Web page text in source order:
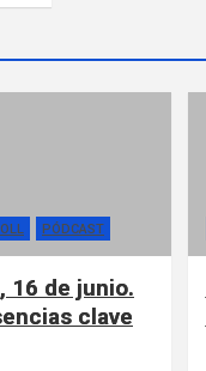
PÓDCAST
16 de junio.
clave